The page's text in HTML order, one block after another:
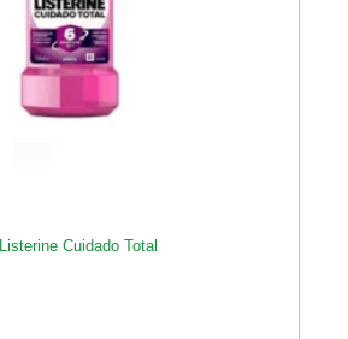
Listerine Cuidado Total